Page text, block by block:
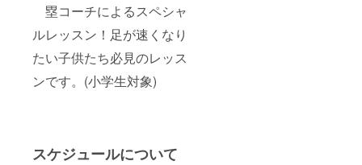
塁コーチによるスペシャ
ルレッスン！足が速くなり
たい子供たち必見のレッス
ンです。(小学生対象)
スケジュールについて